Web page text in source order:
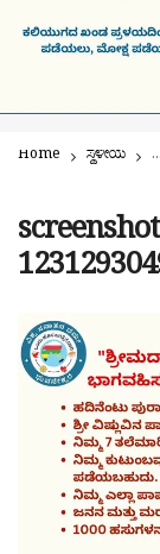
Home ಸ್ಥಳೀಯ